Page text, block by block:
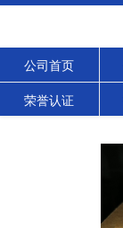
公司首页
荣誉认证